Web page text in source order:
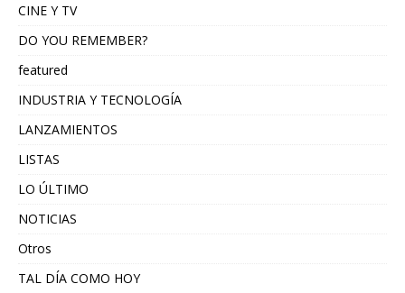
CINE Y TV
DO YOU REMEMBER?
featured
INDUSTRIA Y TECNOLOGÍA
LANZAMIENTOS
LISTAS
LO ÚLTIMO
NOTICIAS
Otros
TAL DÍA COMO HOY